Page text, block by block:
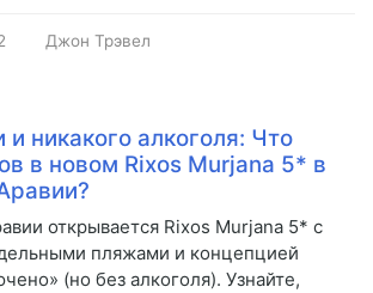
Джон Трэвел
никакого алкоголя: Что
в новом Rixos Murjana 5* в
открывается Rixos Murjana 5* с
пляжами и концепцией
(но без алкоголя). Узнайте,